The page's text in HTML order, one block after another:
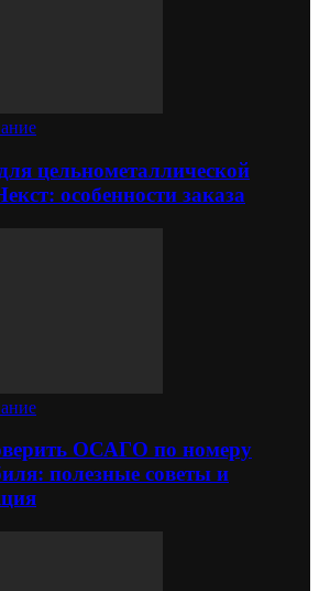
цельнометаллической
особенности заказа
ОСАГО по номеру
полезные советы и